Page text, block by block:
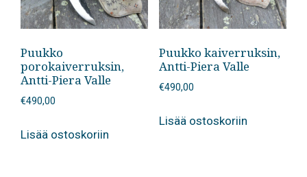
Puukko
porokaiverruksin,
Antti-Piera Valle
€490,00
Lisää ostoskoriin
Puukko kaiverruksin,
Antti-Piera Valle
€490,00
Lisää ostoskoriin